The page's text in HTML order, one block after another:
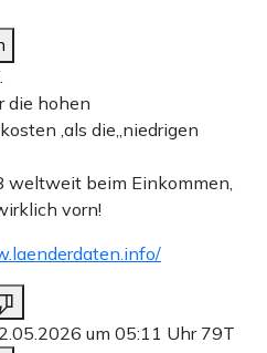
die hohen
,als die,,niedrigen
weltweit beim Einkommen,
vorn!
um 05:11 Uhr 79T